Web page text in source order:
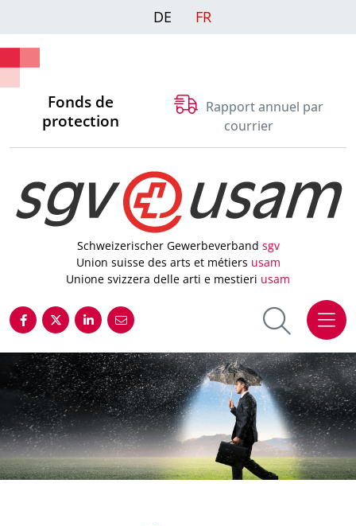
DE FR
Fonds de
protection
Rapport annuel par
courrier
Schweizerischer Gewerbeverband sgv
Union suisse des arts et métiers usam
Unione svizzera delle arti e mestieri usam